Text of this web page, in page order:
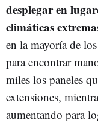
desplegar en
climáticas
en la mayoría de
para encontrar
miles los paneles
extensiones,
aumentando para